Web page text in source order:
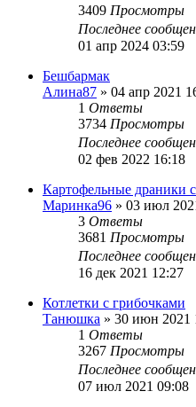
3409 Просмотры
Последнее
01 апр 2024 03:59
Бешбармак
Алина87 » 04 апр 2021
1 Ответы
3734 Просмотры
Последнее
02 фев 2022 16:18
Картофельные драники
Маринка96 » 03 июл
3 Ответы
3681 Просмотры
Последнее
16 дек 2021 12:27
Котлетки с грибочками
Танюшка » 30 июн 2021
1 Ответы
3267 Просмотры
Последнее
07 июл 2021 09:08